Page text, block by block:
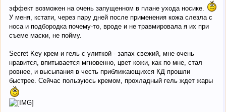
эффект возможен на очень запущенном в плане ухода носике.
У меня, кстати, через пару дней после применения кожа слезла с
носа и подбородка почему-то, вроде и не травмировала я их при
съеме маски, не пойму.
Secret Key крем и гель с улиткой - запах свежий, мне очень
нравится, впитывается мгновенно, цвет кожи, как по мне, стал
ровнее, и высыпания в честь приближающихся КД прошли
быстрее. Сейчас пользуюсь кремом, прохладный гель ждет жары